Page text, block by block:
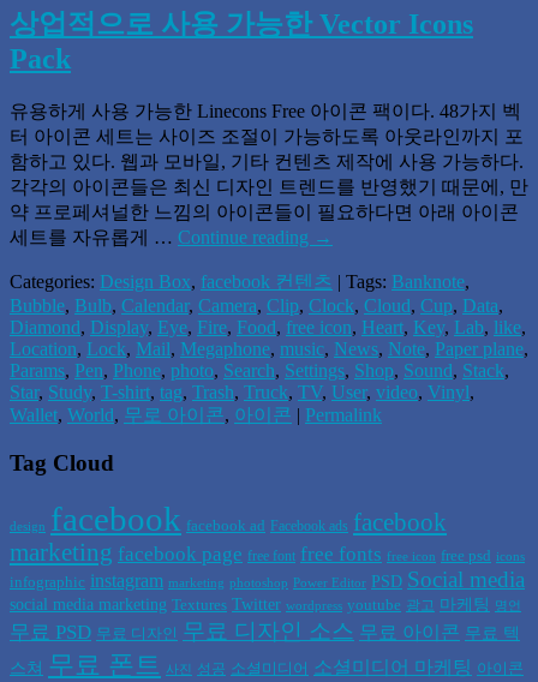
상업적으로 사용 가능한 Vector Icons
Pack
유용하게 사용 가능한 Linecons Free 아이콘 팩이다. 48가지 벡
터 아이콘 세트는 사이즈 조절이 가능하도록 아웃라인까지 포
함하고 있다. 웹과 모바일, 기타 컨텐츠 제작에 사용 가능하다.
각각의 아이콘들은 최신 디자인 트렌드를 반영했기 때문에, 만
약 프로페셔널한 느낌의 아이콘들이 필요하다면 아래 아이콘
세트를 자유롭게 … Continue reading →
Categories: Design Box, facebook 컨텐츠 | Tags: Banknote,
Bubble, Bulb, Calendar, Camera, Clip, Clock, Cloud, Cup, Data,
Diamond, Display, Eye, Fire, Food, free icon, Heart, Key, Lab, like,
Location, Lock, Mail, Megaphone, music, News, Note, Paper plane,
Params, Pen, Phone, photo, Search, Settings, Shop, Sound, Stack,
Star, Study, T-shirt, tag, Trash, Truck, TV, User, video, Vinyl,
Wallet, World, 무로 아이콘, 아이콘 | Permalink
Tag Cloud
design facebook facebook ad Facebook ads facebook
marketing facebook page free font free fonts free icon free psd icons
infographic instagram marketing photoshop Power Editor PSD Social media
social media marketing Textures Twitter wordpress youtube 광고 마케팅 명언
무료 PSD 무료 디자인 무료 디자인 소스 무료 아이콘 무료 텍
스쳐 무료 폰트 사진 성공 소셜미디어 소셜미디어 마케팅 아이콘